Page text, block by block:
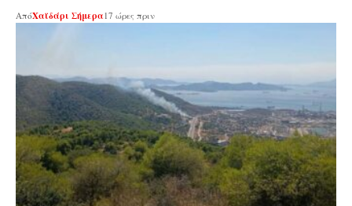
ΑπόΧαϊδάρι Σήμερα 17 ώρες πριν